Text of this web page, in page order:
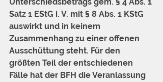
Satz 1 EStG i. V. mit § 8 Abs. 1 KStG
auswirkt und in keinem
Zusammenhang zu einer offenen
Ausschüttung steht. Für den
größten Teil der entschiedenen
Fälle hat der BFH die Veranlassung